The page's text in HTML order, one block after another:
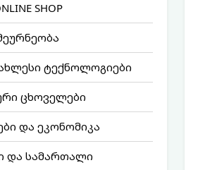
SHOP
ტექნოლოგიები
ცხოველები
და ეკონომიკა
და სამართალი